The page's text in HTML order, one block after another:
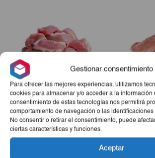
Gestionar consentimiento
Para ofrecer las mejores experiencias, utilizamos
cookies para almacenar y/o acceder a la información
consentimiento de estas tecnologías nos permitirá
comportamiento de navegación o las
No consentir o retirar el consentimiento, puede
ciertas características y funciones.
Aceptar
Carne De Cerdo Troceada
3Lb
€8,60
Bistec